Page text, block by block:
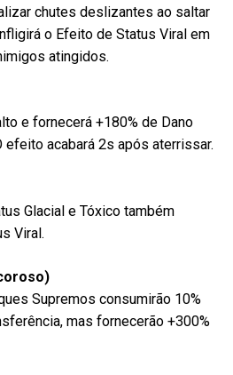
chutes deslizantes ao saltar
o Efeito de Status Viral em
atingidos.
e fornecerá +180% de Dano
efeito acabará 2s após aterrissar.
Glacial e Tóxico também
Viral.
Supremos consumirão 10%
mas fornecerão +300%